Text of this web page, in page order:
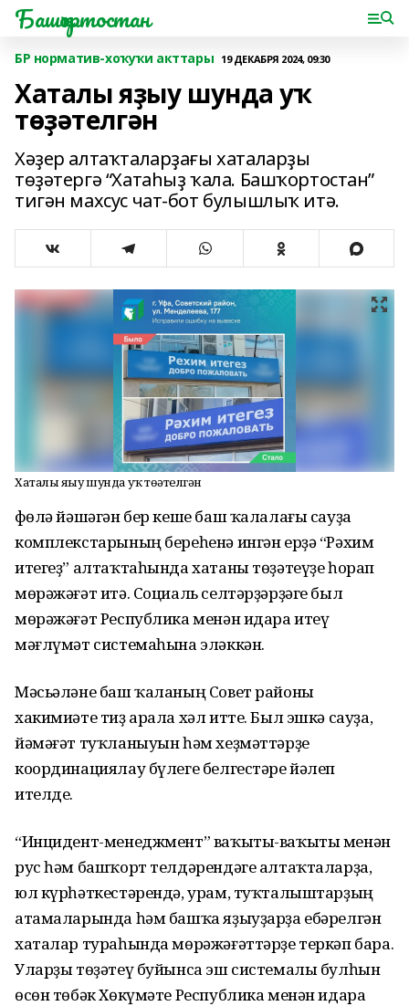
Башҡортостан
БР норматив-хоҡуҡи акттары 19 ДЕКАБРЯ 2024, 09:30
Хаталы яҙыу шунда уҡ
төҙәтелгән
Хәҙер алтаҡталарҙағы хаталарҙы
төҙәтергә “Хатаһыҙ ҡала. Башҡортостан”
тигән махсус чат-бот булышлыҡ итә.
Хаталы яҙыу шунда уҡ төҙәтелгән
Өфөлә йәшәгән бер кеше баш ҡалалағы сауҙа
комплекстарының береһенә ингән ерҙә “Рәхим
итегеҙ” алтаҡтаһында хатаны төҙәтеүҙе һорап
мөрәжәғәт итә. Социаль селтәрҙәрҙәге был
мөрәжәғәт Республика менән идара итеү
мәғлүмәт системаһына эләккән.
Мәсьәләне баш ҡаланың Совет районы
хакимиәте тиҙ арала хәл итте. Был эшкә сауҙа,
йәмәғәт туҡланыуын һәм хеҙмәттәрҙе
координациялау бүлеге белгестәре йәлеп
ителде.
“Инцидент-менеджмент” ваҡыты-ваҡыты менән
рус һәм башҡорт телдәрендәге алтаҡталарҙа,
юл күрһәткестәрендә, урам, туҡталыштарҙың
атамаларында һәм башҡа яҙыуҙарҙа ебәрелгән
хаталар тураһында мөрәжәғәттәрҙе теркәп бара.
Уларҙы төҙәтеү буйынса эш системалы булһын
өсөн төбәк Хөкүмәте Республика менән идара